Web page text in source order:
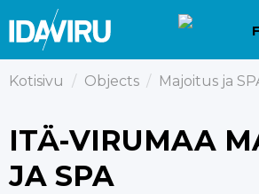
Kotisivu / Objects / Majoitus ja
ITÄ-VIRUMAA
JA SPA